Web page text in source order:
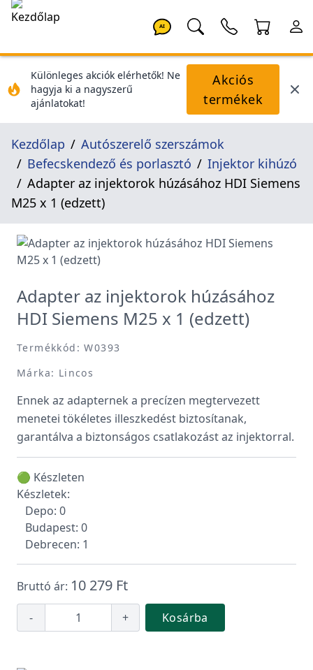
AI
Különleges akciók elérhetők! Ne
hagyja ki a nagyszerű
ajánlatokat!
Akciós
termékek
Kezdőlap
Autószerelő szerszámok
Befecskendező és porlasztó
Injektor kihúzó
Adapter az injektorok húzásához HDI Siemens
M25 x 1 (edzett)
Adapter az injektorok húzásához
HDI Siemens M25 x 1 (edzett)
Termékkód: W0393
Márka: Lincos
Ennek az adapternek a precízen megtervezett
menetei tökéletes illeszkedést biztosítanak,
garantálva a biztonságos csatlakozást az injektorral.
🟢 Készleten
Készletek:
Depo: 0
Budapest: 0
Debrecen: 1
Bruttó ár: 10 279 Ft
- + Kosárba